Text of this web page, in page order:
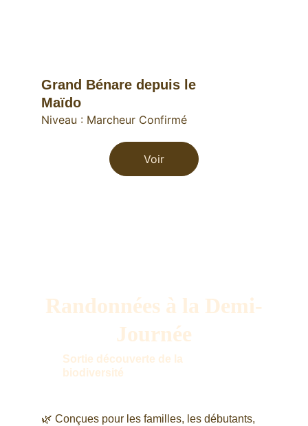
Grand Bénare depuis le
Maïdo
Niveau : Marcheur Confirmé
Voir
Randonnées à la Demi-
Journée
Sortie découverte de la
biodiversité
🌿 Conçues pour les familles, les débutants,